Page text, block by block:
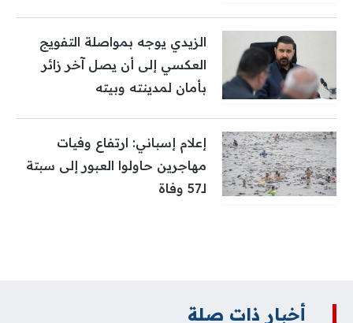
الزيدي يوجه بمواصلة التفويج
العكسي إلى أن يصل آخر زائر
بأمان لمدينته وبيته
إعلام إسباني: ارتفاع وفيات
مهاجرين حاولوا العبور إلى سبتة
لـ57 وفاة
أخبار ذات صلة